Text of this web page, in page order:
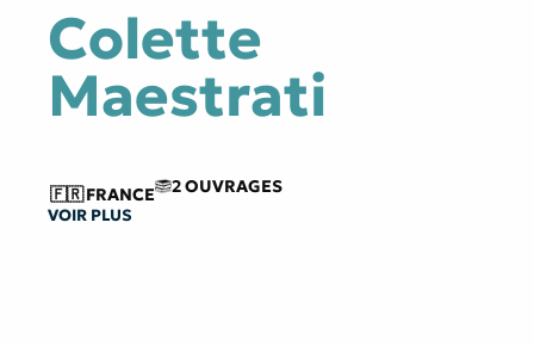
Colette
Maestrati
🇫🇷FRANCE 2 OUVRAGES
VOIR PLUS